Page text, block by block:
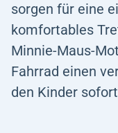
sorgen für eine
komfortables
Minnie-Maus-
Fahrrad einen
den Kinder